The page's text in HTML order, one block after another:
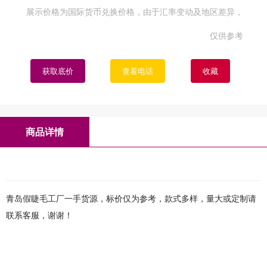
展示价格为国际货币兑换价格，由于汇率变动及地区差异，
仅供参考
获取底价 查看电话 收藏
商品详情
青岛假睫毛工厂一手货源，标价仅为参考，款式多样，量大或定制请
联系客服，谢谢！